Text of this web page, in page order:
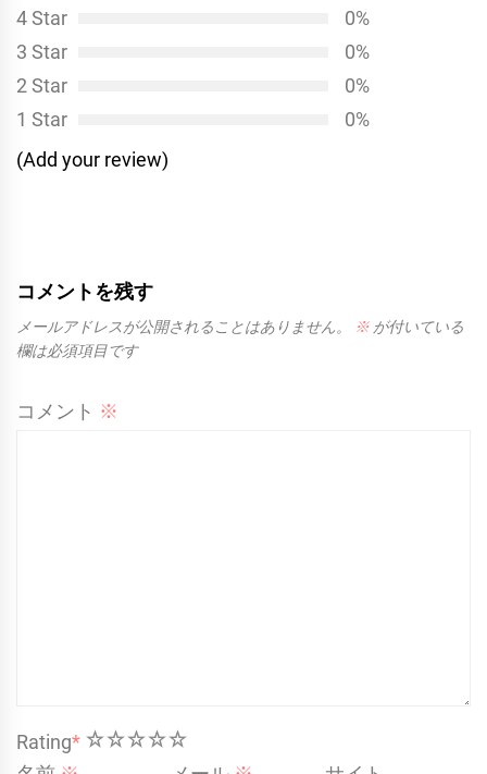
ン
4 Star
0%
3 Star
0%
2 Star
0%
1 Star
0%
(Add your review)
コメントを残す
メールアドレスが公開されることはありません。 ※ が付いている
欄は必須項目です
コメント ※
Rating* 5
4
3
2
1